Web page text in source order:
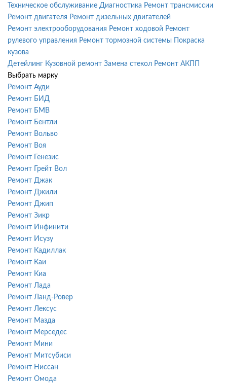
Техническое обслуживание Диагностика Ремонт трансмиссии
Ремонт двигателя Ремонт дизельных двигателей
Ремонт электрооборудования Ремонт ходовой Ремонт
рулевого управления Ремонт тормозной системы
Покраска
кузова
Детейлинг Кузовной ремонт Замена стекол Ремонт АКПП
Выбрать марку
Ремонт Ауди
Ремонт БИД
Ремонт БМВ
Ремонт Бентли
Ремонт Вольво
Ремонт Воя
Ремонт Генезис
Ремонт Грейт Вол
Ремонт Джак
Ремонт Джили
Ремонт Джип
Ремонт Зикр
Ремонт Инфинити
Ремонт Исузу
Ремонт Кадиллак
Ремонт Каи
Ремонт Киа
Ремонт Лада
Ремонт Ланд-Ровер
Ремонт Лексус
Ремонт Мазда
Ремонт Мерседес
Ремонт Мини
Ремонт Митсубиси
Ремонт Ниссан
Ремонт Омода